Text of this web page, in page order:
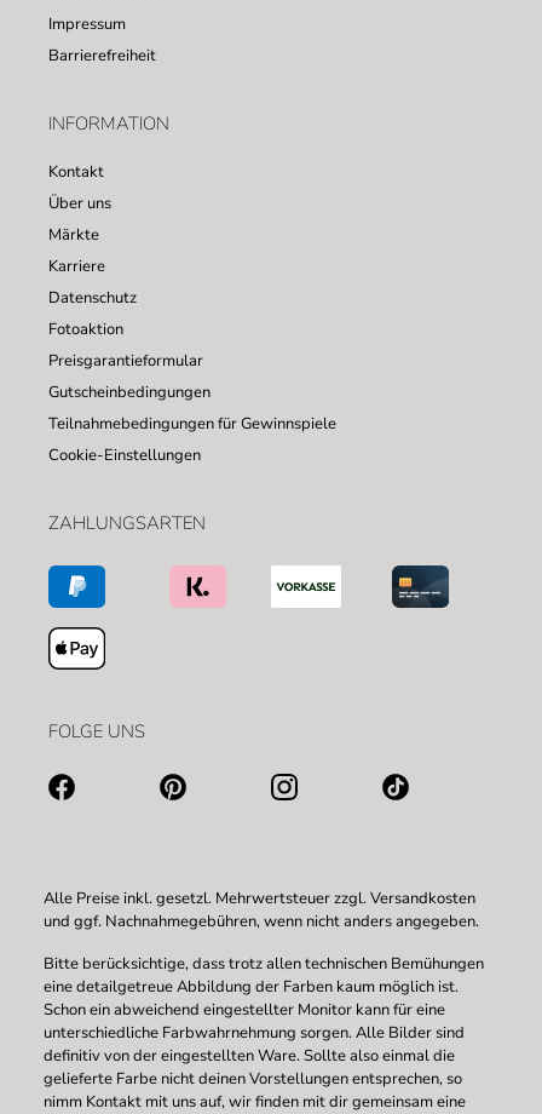
Impressum
Barrierefreiheit
INFORMATION
Kontakt
Über uns
Märkte
Karriere
Datenschutz
Fotoaktion
Preisgarantieformular
Gutscheinbedingungen
Teilnahmebedingungen für Gewinnspiele
Cookie-Einstellungen
ZAHLUNGSARTEN
FOLGE UNS
Alle Preise inkl. gesetzl. Mehrwertsteuer zzgl.Versandkosten
und ggf. Nachnahmegebühren, wenn nicht anders angegeben.
Bitte berücksichtige, dass trotz allen technischen Bemühungen
eine detailgetreue Abbildung der Farben kaum möglich ist.
Schon ein abweichend eingestellter Monitor kann für eine
unterschiedliche Farbwahrnehmung sorgen. Alle Bilder sind
definitiv von der eingestellten Ware. Sollte also einmal die
gelieferte Farbe nicht deinen Vorstellungen entsprechen, so
nimm Kontakt mit uns auf, wir finden mit dir gemeinsam eine